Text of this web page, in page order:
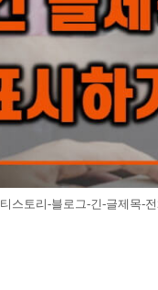
티스토리-블로그-긴-글제목-